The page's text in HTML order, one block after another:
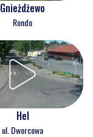
Gnieżdżewo
Rondo
Hel
ul. Dworcowa